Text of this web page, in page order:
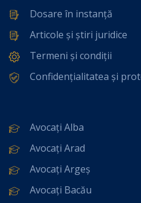
Dosare în instanță
Articole și știri juridice
Termeni și condiții
Confidențialitatea și
Avocați Alba
Avocați Arad
Avocați Argeș
Avocați Bacău